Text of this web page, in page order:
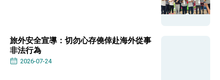
總統主持「守護民主台灣國安行動方案」記者
會 強調以實力守護台海和平 以決心掌握國家
旅外安全宣導：切勿心存僥倖赴海外從事
非法行為
2026-07-24